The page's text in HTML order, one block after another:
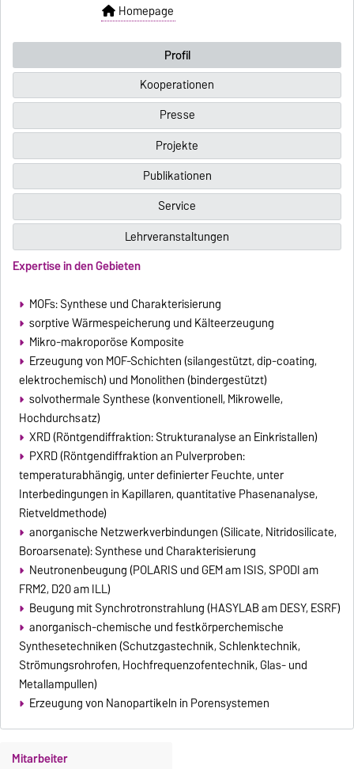
Homepage
Profil
Kooperationen
Presse
Projekte
Publikationen
Service
Lehrveranstaltungen
Expertise in den Gebieten
MOFs: Synthese und Charakterisierung
sorptive Wärmespeicherung und Kälteerzeugung
Mikro-makroporöse Komposite
Erzeugung von MOF-Schichten (silangestützt, dip-coating,
elektrochemisch) und Monolithen (bindergestützt)
solvothermale Synthese (konventionell, Mikrowelle,
Hochdurchsatz)
XRD (Röntgendiffraktion: Strukturanalyse an Einkristallen)
PXRD (Röntgendiffraktion an Pulverproben:
temperaturabhängig, unter definierter Feuchte, unter
Interbedingungen in Kapillaren, quantitative Phasenanalyse,
Rietveldmethode)
anorganische Netzwerkverbindungen (Silicate, Nitridosilicate,
Boroarsenate): Synthese und Charakterisierung
Neutronenbeugung (POLARIS und GEM am ISIS, SPODI am
FRM2, D20 am ILL)
Beugung mit Synchrotronstrahlung (HASYLAB am DESY, ESRF)
anorganisch-chemische und festkörperchemische
Synthesetechniken (Schutzgastechnik, Schlenktechnik,
Strömungsrohrofen, Hochfrequenzofentechnik, Glas- und
Metallampullen)
Erzeugung von Nanopartikeln in Porensystemen
Mitarbeiter